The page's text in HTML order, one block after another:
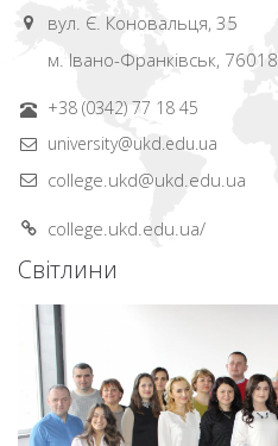
вул. Є. Коновальця, 35
м. Івано-Франківськ, 76018
+38 (0342) 77 18 45
university@ukd.edu.ua
college.ukd@ukd.edu.ua
college.ukd.edu.ua/
Світлини